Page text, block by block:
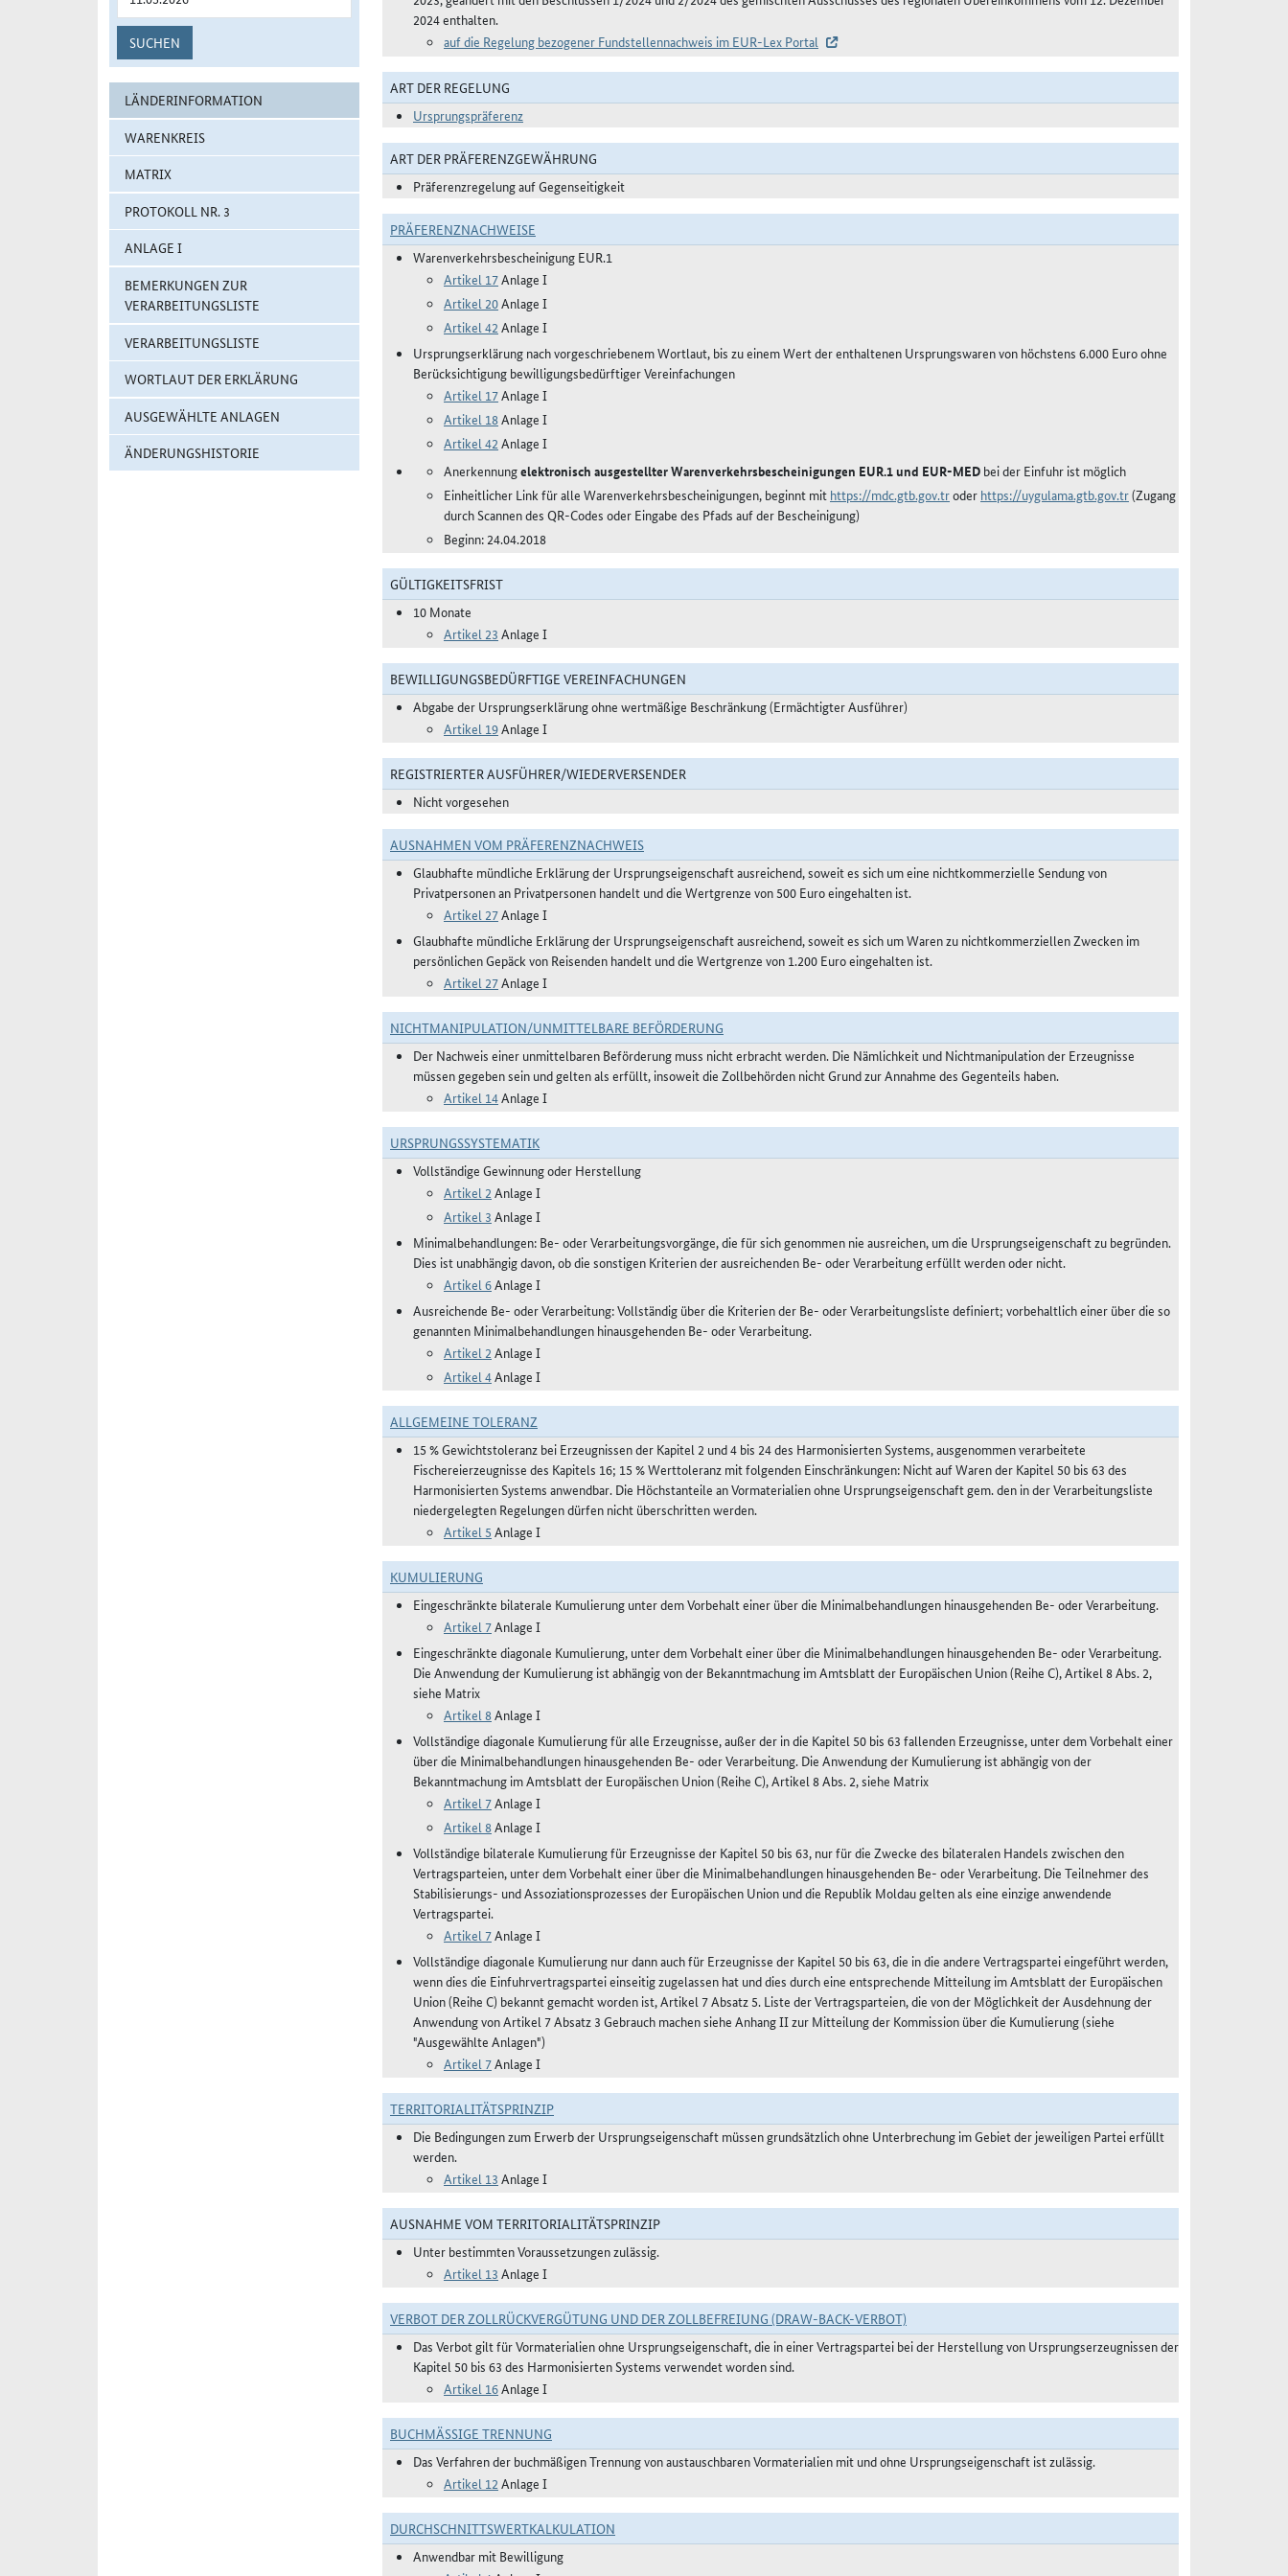
SUCHEN
LÄNDERINFORMATION
WARENKREIS
MATRIX
PROTOKOLL NR. 3
ANLAGE I
BEMERKUNGEN ZUR
VERARBEITUNGSLISTE
VERARBEITUNGSLISTE
WORTLAUT DER ERKLÄRUNG
AUSGEWÄHLTE ANLAGEN
ÄNDERUNGSHISTORIE
2024 enthalten.
auf die Regelung bezogener Fundstellennachweis im EUR-Lex Portal
ART DER REGELUNG
Ursprungspräferenz
ART DER PRÄFERENZGEWÄHRUNG
Präferenzregelung auf Gegenseitigkeit
PRÄFERENZNACHWEISE
Warenverkehrsbescheinigung EUR.1
Artikel 17Anlage I
Artikel 20Anlage I
Artikel 42 Anlage I
Ursprungserklärung nach vorgeschriebenem Wortlaut, bis zu einem Wert der enthaltenen Ursprungswaren von höchstens 6.000 Euro ohne
Berücksichtigung bewilligungsbedürftiger Vereinfachungen
Artikel 17Anlage I
Artikel 18Anlage I
Artikel 42 Anlage I
Anerkennungelektronisch ausgestellter Warenverkehrsbescheinigungen EUR.1 und EUR-MED bei der Einfuhr ist möglich
Einheitlicher Link für alle Warenverkehrsbescheinigungen, beginnt mit https://mdc.gtb.gov.troder https://uygulama.gtb.gov.tr(Zugang
durch Scannen des QR-Codes oder Eingabe des Pfads auf der Bescheinigung)
Beginn: 24.04.2018
GÜLTIGKEITSFRIST
10 Monate
Artikel 23 Anlage I
BEWILLIGUNGSBEDÜRFTIGE VEREINFACHUNGEN
Abgabe der Ursprungserklärung ohne wertmäßige Beschränkung (Ermächtigter Ausführer)
Artikel 19Anlage I
REGISTRIERTER AUSFÜHRER/WIEDERVERSENDER
Nicht vorgesehen
AUSNAHMEN VOM PRÄFERENZNACHWEIS
Glaubhafte mündliche Erklärung der Ursprungseigenschaft ausreichend, soweit es sich um eine nichtkommerzielle Sendung von
Privatpersonen an Privatpersonen handelt und die Wertgrenze von 500 Euro eingehalten ist.
Artikel 27Anlage I
Glaubhafte mündliche Erklärung der Ursprungseigenschaft ausreichend, soweit es sich um Waren zu nichtkommerziellen Zwecken im
persönlichen Gepäck von Reisenden handelt und die Wertgrenze von 1.200 Euro eingehalten ist.
Artikel 27Anlage I
NICHTMANIPULATION/UNMITTELBARE BEFÖRDERUNG
Der Nachweis einer unmittelbaren Beförderung muss nicht erbracht werden. Die Nämlichkeit und Nichtmanipulation der Erzeugnisse
müssen gegeben sein und gelten als erfüllt, insoweit die Zollbehörden nicht Grund zur Annahme des Gegenteils haben.
Artikel 14Anlage I
URSPRUNGSSYSTEMATIK
Vollständige Gewinnung oder Herstellung
Artikel 2 Anlage I
Artikel 3 Anlage I
Minimalbehandlungen: Be- oder Verarbeitungsvorgänge, die für sich genommen nie ausreichen, um die Ursprungseigenschaft zu begründen.
Dies ist unabhängig davon, ob die sonstigen Kriterien der ausreichenden Be- oder Verarbeitung erfüllt werden oder nicht.
Artikel 6Anlage I
Ausreichende Be- oder Verarbeitung: Vollständig über die Kriterien der Be- oder Verarbeitungsliste definiert; vorbehaltlich einer über die so
genannten Minimalbehandlungen hinausgehenden Be- oder Verarbeitung.
Artikel 2 Anlage I
Artikel 4Anlage I
ALLGEMEINE TOLERANZ
15 % Gewichtstoleranz bei Erzeugnissen der Kapitel 2 und 4 bis 24 des Harmonisierten Systems, ausgenommen verarbeitete
Fischereierzeugnisse des Kapitels 16; 15 % Werttoleranz mit folgenden Einschränkungen: Nicht auf Waren der Kapitel 50 bis 63 des
Harmonisierten Systems anwendbar. Die Höchstanteile an Vormaterialien ohne Ursprungseigenschaft gem. den in der Verarbeitungsliste
niedergelegten Regelungen dürfen nicht überschritten werden.
Artikel 5 Anlage I
KUMULIERUNG
Eingeschränkte bilaterale Kumulierung unter dem Vorbehalt einer über die Minimalbehandlungen hinausgehenden Be- oder Verarbeitung.
Artikel 7Anlage I
Eingeschränkte diagonale Kumulierung, unter dem Vorbehalt einer über die Minimalbehandlungen hinausgehenden Be- oder Verarbeitung.
Die Anwendung der Kumulierung ist abhängig von der Bekanntmachung im Amtsblatt der Europäischen Union (Reihe C), Artikel 8 Abs. 2,
siehe Matrix
Artikel 8Anlage I
Vollständige diagonale Kumulierung für alle Erzeugnisse, außer der in die Kapitel 50 bis 63 fallenden Erzeugnisse, unter dem Vorbehalt einer
über die Minimalbehandlungen hinausgehenden Be- oder Verarbeitung. Die Anwendung der Kumulierung ist abhängig von der
Bekanntmachung im Amtsblatt der Europäischen Union (Reihe C), Artikel 8 Abs. 2, siehe Matrix
Artikel 7Anlage I
Artikel 8Anlage I
Vollständige bilaterale Kumulierung für Erzeugnisse der Kapitel 50 bis 63, nur für die Zwecke des bilateralen Handels zwischen den
Vertragsparteien, unter dem Vorbehalt einer über die Minimalbehandlungen hinausgehenden Be- oder Verarbeitung. Die Teilnehmer des
Stabilisierungs- und Assoziationsprozesses der Europäischen Union und die Republik Moldau gelten als eine einzige anwendende
Vertragspartei.
Artikel 7Anlage I
Vollständige diagonale Kumulierung nur dann auch für Erzeugnisse der Kapitel 50 bis 63, die in die andere Vertragspartei eingeführt werden,
wenn dies die Einfuhrvertragspartei einseitig zugelassen hat und dies durch eine entsprechende Mitteilung im Amtsblatt der Europäischen
Union (Reihe C) bekannt gemacht worden ist, Artikel 7 Absatz 5. Liste der Vertragsparteien, die von der Möglichkeit der Ausdehnung der
Anwendung von Artikel 7 Absatz 3 Gebrauch machen siehe Anhang II zur Mitteilung der Kommission über die Kumulierung (siehe
"Ausgewählte Anlagen")
Artikel 7Anlage I
TERRITORIALITÄTSPRINZIP
Die Bedingungen zum Erwerb der Ursprungseigenschaft müssen grundsätzlich ohne Unterbrechung im Gebiet der jeweiligen Partei erfüllt
werden.
Artikel 13 Anlage I
AUSNAHME VOM TERRITORIALITÄTSPRINZIP
Unter bestimmten Voraussetzungen zulässig.
Artikel 13 Anlage I
VERBOT DER ZOLLRÜCKVERGÜTUNG UND DER ZOLLBEFREIUNG (DRAW-BACK-VERBOT)
Das Verbot gilt für Vormaterialien ohne Ursprungseigenschaft, die in einer Vertragspartei bei der Herstellung von Ursprungserzeugnissen der
Kapitel 50 bis 63 des Harmonisierten Systems verwendet worden sind.
Artikel 16Anlage I
BUCHMÄSSIGE TRENNUNG
Das Verfahren der buchmäßigen Trennung von austauschbaren Vormaterialien mit und ohne Ursprungseigenschaft ist zulässig.
Artikel 12 Anlage I
DURCHSCHNITTSWERTKALKULATION
Anwendbar mit Bewilligung